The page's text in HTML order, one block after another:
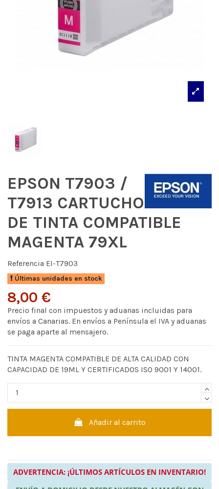
EPSON T7903 /
T7913 CARTUCHO
DE TINTA COMPATIBLE
MAGENTA 79XL
Referencia EI-T7903
Últimas unidades en stock
8,00 €
Precio final con impuestos y aduanas incluidas para
envíos a Canarias. En envíos a Península el IVA y aduanas
se paga aparte al mensajero.
TINTA MAGENTA COMPATIBLE DE ALTA CALIDAD CON
CAPACIDAD DE 19ML Y CERTIFICADOS ISO 9001 Y 14001.
Añadir al carrito
ADVERTENCIA: ¡ÚLTIMOS ARTÍCULOS EN INVENTARIO!